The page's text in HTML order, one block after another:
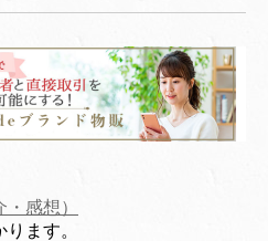
感想）
ます。